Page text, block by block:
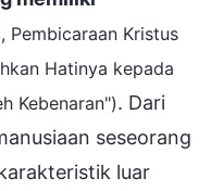
Pembicaraan Kristus
Hatinya kepada
Kebenaran"). Dari
seseorang
luar